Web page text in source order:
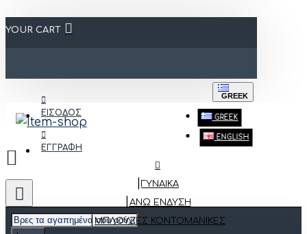
YOUR CART
ΕΙΣΟΔΟΣ
ΕΓΓΡΑΦΗ
GREEK
GREEK
ENGLISH
ΓΥΝΑΙΚΑ
ΆΝΩ ΈΝΔΥΣΗ
ΜΠΛΟΎΖΕΣ ΚΟΝΤΟΜΆΝΙΚΕΣ